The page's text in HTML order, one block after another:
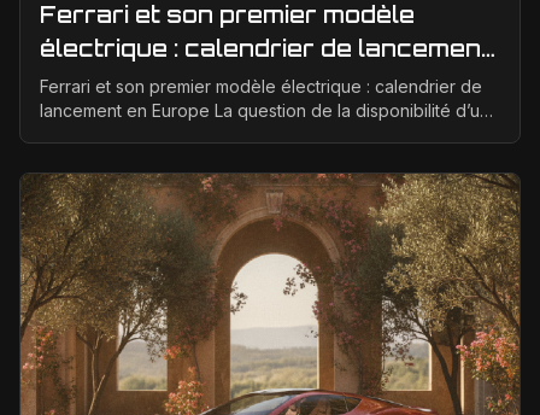
Ferrari et son premier modèle
électrique : calendrier de lancement
en Europe
Ferrari et son premier modèle électrique : calendrier de
lancement en Europe La question de la disponibilité d’une